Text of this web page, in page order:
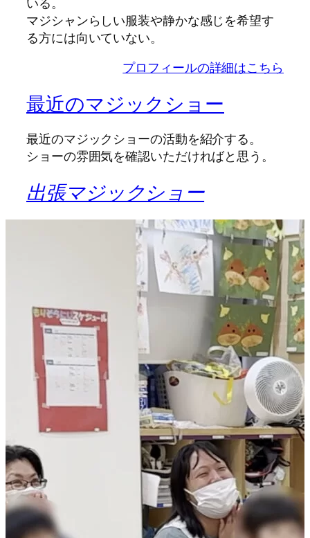
マジシャンらしい服装や静かな感じを希望す
る方には向いていない。
プロフィールの詳細はこちら
最近のマジックショー
最近のマジックショーの活動を紹介する。
ショーの雰囲気を確認いただければと思う。
出張マジックショー